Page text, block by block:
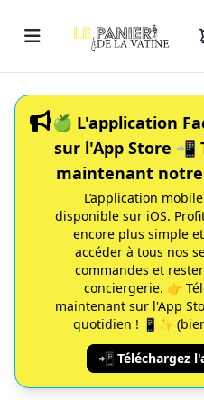
🍏 L'application
sur l'App Store 📲
maintenant notre
L’application
disponible sur iOS.
encore plus simple
accéder à tous nos
commandes et
conciergerie. 👉
maintenant sur l'App
quotidien ! 📱✨
📲 Téléchargez